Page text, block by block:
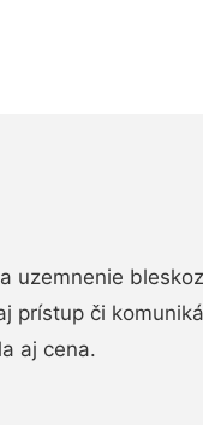
uzemnenie
prístup či
aj cena.